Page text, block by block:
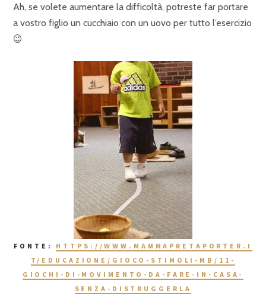
Ah, se volete aumentare la difficoltà, potreste far portare
a vostro figlio un cucchiaio con un uovo per tutto l’esercizio
😉
FONTE: HTTPS://WWW.MAMMAPRETAPORTER.I
T/EDUCAZIONE/GIOCO-STIMOLI-MB/11-
GIOCHI-DI-MOVIMENTO-DA-FARE-IN-CASA-
SENZA-DISTRUGGERLA